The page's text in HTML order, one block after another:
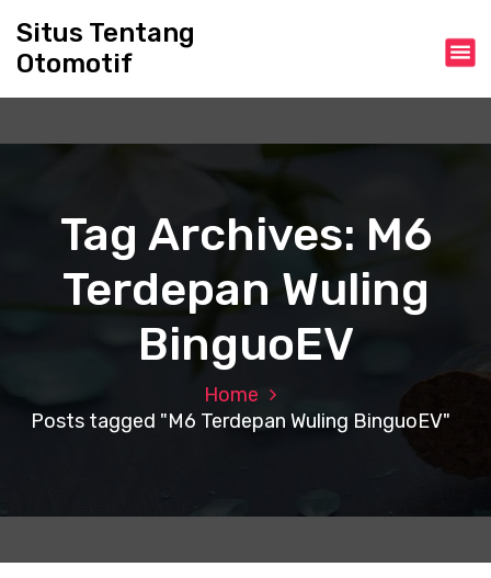
Situs Tentang
Otomotif
Tag Archives: M6
Terdepan Wuling
BinguoEV
Home
Posts tagged "M6 Terdepan Wuling BinguoEV"